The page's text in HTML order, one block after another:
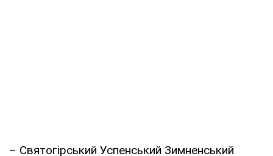
– Святогірський Успенський Зимненський